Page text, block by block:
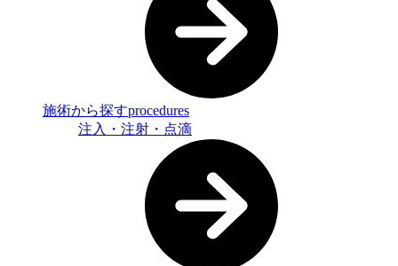
施術から探すprocedures
注入・注射・点滴